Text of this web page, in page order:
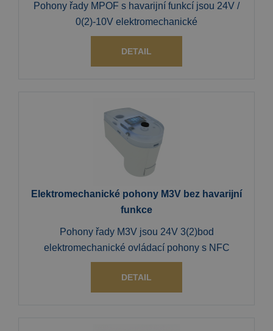
Pohony řady MPOF s havarijní funkcí jsou 24V /
0(2)-10V elektromechanické
DETAIL
Elektromechanické pohony M3V bez havarijní
funkce
Pohony řady M3V jsou 24V 3(2)bod
elektromechanické ovládací pohony s NFC
DETAIL